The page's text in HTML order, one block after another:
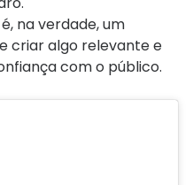
na verdade, um
criar algo relevante e
com o público.